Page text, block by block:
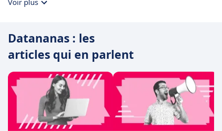
sociaux professionnels. L'extension gratuite pour votre
pour vous.
Voir plus
Datananas : les
articles qui en parlent